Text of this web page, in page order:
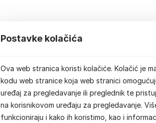
Postavke kolačića
Ova web stranica koristi kolačiće. Kolačić je
kodu web stranice koja web stranici
uređaj za pregledavanje ili preglednik te
na korisnikovom uređaju za pregledavanje.
funkcioniraju i kako ih koristimo, kao i